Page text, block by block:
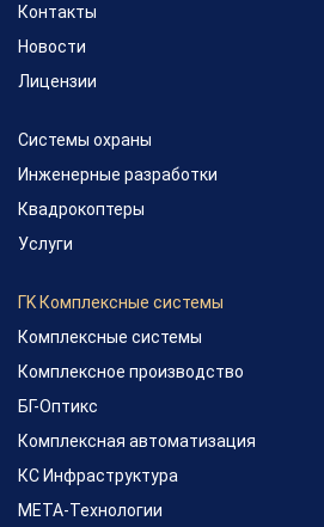
Контакты
Новости
Лицензии
Системы охраны
Инженерные разработки
Квадрокоптеры
Услуги
ГK Комплексные системы
Комплексные системы
Комплексное производство
БГ-Оптикс
Комплексная автоматизация
КС Инфраструктура
МЕТА-Технологии